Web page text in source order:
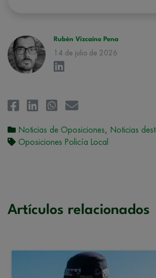
Rubén Vizcaíno Pena
14 de julio de 2026
Noticias de Oposiciones, Noticias
Oposiciones Policía Local
Artículos relacionados